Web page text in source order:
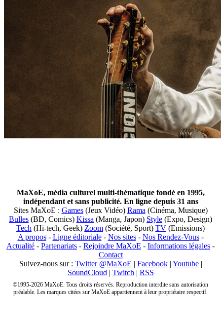
MaXoE, média culturel multi-thématique fondé en 1995,
indépendant et sans publicité. En ligne depuis 31 ans
Sites MaXoE : Games(Jeux Vidéo) Rama (Cinéma, Musique)
Bulles (BD, Comics) Kissa (Manga, Japon) Style (Expo, Design)
Tech (Hi-tech, Geek) Zoom (Société, Sport) TV (Emissions)
A propos- Ligne éditoriale- Nos sites- Nos Rendez-Vous-
Actualité - Partenariats - Rejoindre MaXoE - Informations légales -
Contact
Suivez-nous sur : Twitter @MaXoE | Facebook| Youtube|
SoundCloud | Twitch | RSS
©1995-2026 MaXoE. Tous droits réservés. Reproduction interdite sans autorisation
préalable. Les marques citées sur MaXoE appartiennent à leur propriétaire respectif.